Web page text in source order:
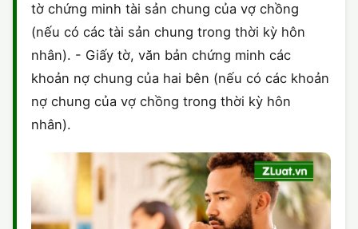
tờ chứng minh tài sản chung của vợ chồng
(nếu có các tài sản chung trong thời kỳ hôn
nhân). - Giấy tờ, văn bản chứng minh các
khoản nợ chung của hai bên (nếu có các khoản
nợ chung của vợ chồng trong thời kỳ hôn
nhân).